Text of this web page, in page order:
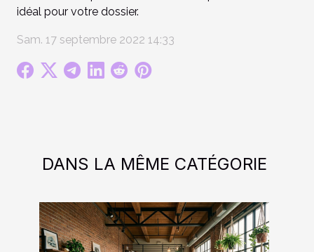
idéal pour votre dossier.
Sam. 17 septembre 2022 14:33
DANS LA MÊME CATÉGORIE